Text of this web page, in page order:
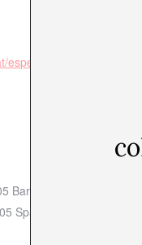
el-potser-com-
Barcelona mapa
Spain